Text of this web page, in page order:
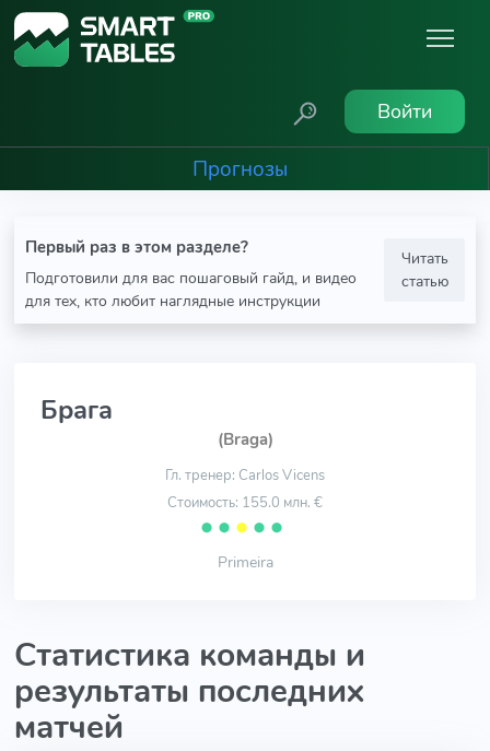
Войти
Прогнозы
Первый раз в этом разделе?
Подготовили для вас пошаговый гайд, и видео
для тех, кто любит наглядные инструкции
Читать
статью
Брага
(Braga)
Гл. тренер: Carlos Vicens
Стоимость: 155.0 млн. €
⬤ ⬤ ⬤ ⬤ ⬤
Primeira
Статистика команды и
результаты последних
матчей